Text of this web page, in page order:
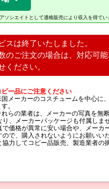
シエイトとして適格販売により収入を得てい
スは終了いたしました。
のご注文の場合は、対応可能
ください。
ピー品にご注意ください
国メーカーのコスチュームを中心に
。
れらの業者は、メーカーの写真を無
、メーカーパッケージも付属しま
価格が異常に安い場合や、メー
で、購入されないようにお願いい
力してコピー品販売、製造業者の